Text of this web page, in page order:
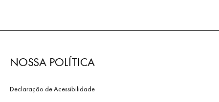
NOSSA POLÍTICA
Declaração de Acessibilidade